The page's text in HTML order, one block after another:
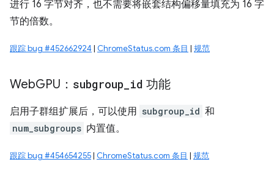
进行 16 字节对齐，也不需要将嵌套结构偏移量填充为 16 字
节的倍数。
跟踪 bug #452662924 | ChromeStatus.com 条目 | 规范
WebGPU： subgroup id 功能
启用子群组扩展后，可以使用 subgroup_id 和
num_subgroups 内置值。
跟踪 bug #454654255| ChromeStatus.com 条目 | 规范